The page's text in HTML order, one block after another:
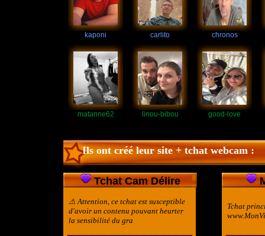
kaponi carlito chronos
matanne62 linou-bibou good-love
Ils ont créé leur site + tchat webcam :
Tchat Cam Délire
⚠ Attention, ce tchat est susceptible
d'avoir un contenu pouvant heurter
la sensibilité du gra
Tchat